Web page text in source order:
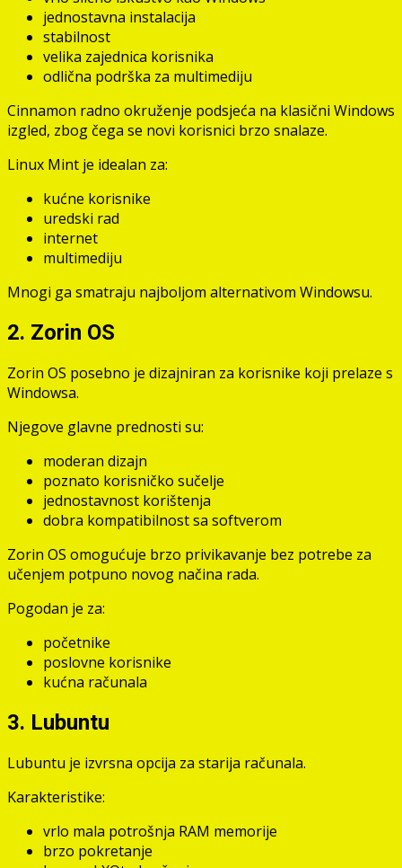
jednostavna instalacija
stabilnost
velika zajednica korisnika
odlična podrška za multimediju
Cinnamon radno okruženje podsjeća na klasični Windows
izgled, zbog čega se novi korisnici brzo snalaze.
Linux Mint je idealan za:
kućne korisnike
uredski rad
internet
multimediju
Mnogi ga smatraju najboljom alternativom Windowsu.
2. Zorin OS
Zorin OS posebno je dizajniran za korisnike koji prelaze s
Windowsa.
Njegove glavne prednosti su:
moderan dizajn
poznato korisničko sučelje
jednostavnost korištenja
dobra kompatibilnost sa softverom
Zorin OS omogućuje brzo privikavanje bez potrebe za
učenjem potpuno novog načina rada.
Pogodan je za:
početnike
poslovne korisnike
kućna računala
3. Lubuntu
Lubuntu je izvrsna opcija za starija računala.
Karakteristike:
vrlo mala potrošnja RAM memorije
brzo pokretanje